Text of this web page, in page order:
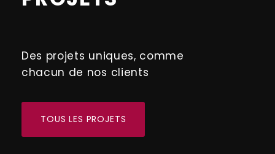
Des projets uniques, comme
chacun de nos clients
TOUS LES PROJETS